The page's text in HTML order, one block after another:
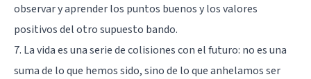
observar y aprender los puntos buenos y los valores
positivos del otro supuesto bando.
7. La vida es una serie de colisiones con el futuro: no es una
suma de lo que hemos sido, sino de lo que anhelamos ser